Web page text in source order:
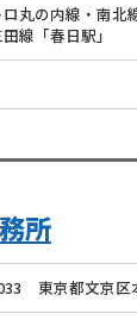
丸の内線・南北
線「春日駅」
所
東京都文京